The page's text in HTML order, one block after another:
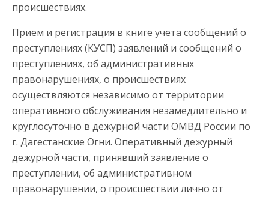
происшествиях.
Прием и регистрация в книге учета сообщений о
преступлениях (КУСП) заявлений и сообщений о
преступлениях, об административных
правонарушениях, о происшествиях
осуществляются независимо от территории
оперативного обслуживания незамедлительно и
круглосуточно в дежурной части ОМВД России по
г. Дагестанские Огни. Оперативный дежурный
дежурной части, принявший заявление о
преступлении, об административном
правонарушении, о происшествии лично от